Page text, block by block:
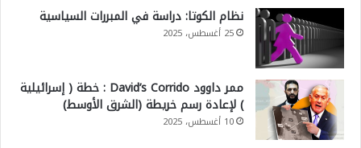
نظام الكوتا: دراسة في المبررات السياسية
25 أغسطس، 2025
ممر داوود David’s Corrido : خطة ( إسرائيلية
) لإعادة رسم خريطة (الشرق الأوسط)
10 أغسطس، 2025